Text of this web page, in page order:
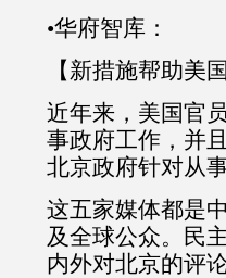
•华府智库：
【新措施帮助美
近年来，美国官
事政府工作，并
北京政府针对从
这五家媒体都是
及全球公众。民
内外对北京的评论